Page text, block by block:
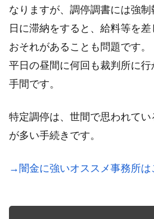
なりますが、調停調書には強
日に滞納をすると、給料等を
おそれがあることも問題です。
平日の昼間に何回も裁判所に
手間です。
特定調停は、世間で思われて
が多い手続きです。
→闇金に強いオススメ事務所は